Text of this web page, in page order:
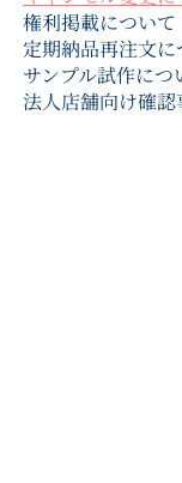
権利掲載について
定期納品再注文に
サンプル試作につ
法人店舗向け確認